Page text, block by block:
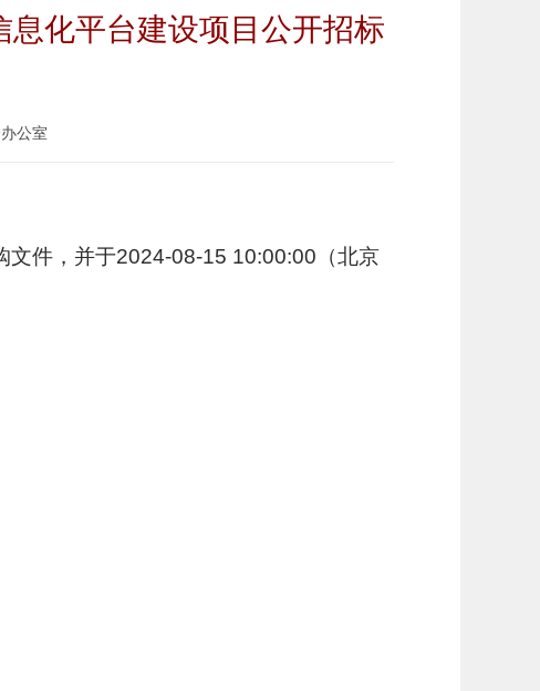
化平台建设项目公开招标
公室
文件，并于2024-08-15 10:00:00（北京